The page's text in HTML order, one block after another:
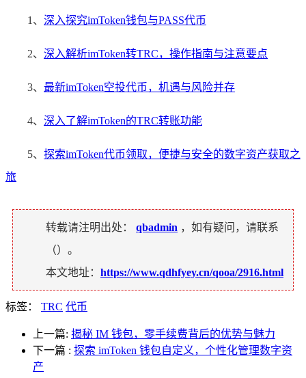
1、 深入探究imToken钱包与PASS代币
2、 深入解析imToken转TRC，操作指南与注意要点
3、 最新imToken空投代币，机遇与风险并存
4、 深入了解imToken的TRC转账功能
5、 探索imToken代币领取，便捷与安全的数字资产获取之
旅
转载请注明出处： qbadmin ，如有疑问，请联系
（）。
本文地址： https://www.qdhfyey.cn/qooa/2916.html
标签： TRC 代币
上一篇: 揭秘 IM 钱包，零手续费背后的优势与魅力
下一篇 : 探索 imToken 钱包自定义，个性化管理数字资
产